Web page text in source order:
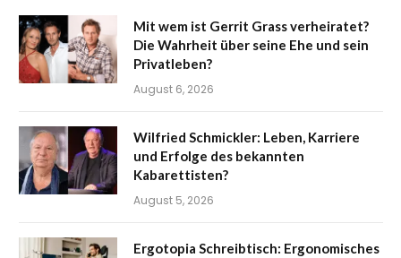
Mit wem ist Gerrit Grass verheiratet?
Die Wahrheit über seine Ehe und sein
Privatleben?
August 6, 2026
Wilfried Schmickler: Leben, Karriere
und Erfolge des bekannten
Kabarettisten?
August 5, 2026
Ergotopia Schreibtisch: Ergonomisches